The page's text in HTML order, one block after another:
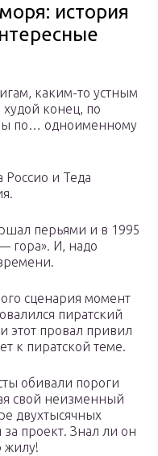
история
каким-то устным
конец, по
по… одноименному
и Теда
перьями и в 1995
гора». И, надо
сценария момент
пиратский
этот провал привил
к пиратской теме.
обивали пороги
свой неизменный
двухтысячных
проект. Знал ли он
жилу!